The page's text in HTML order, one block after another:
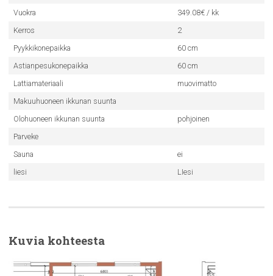
Vuokra
349.08€ / kk
Kerros
2
Pyykkikonepaikka
60 cm
Astianpesukonepaikka
60 cm
Lattiamateriaali
muovimatto
Makuuhuoneen ikkunan suunta
Olohuoneen ikkunan suunta
pohjoinen
Parveke
Sauna
ei
liesi
LIesi
Kuvia kohteesta